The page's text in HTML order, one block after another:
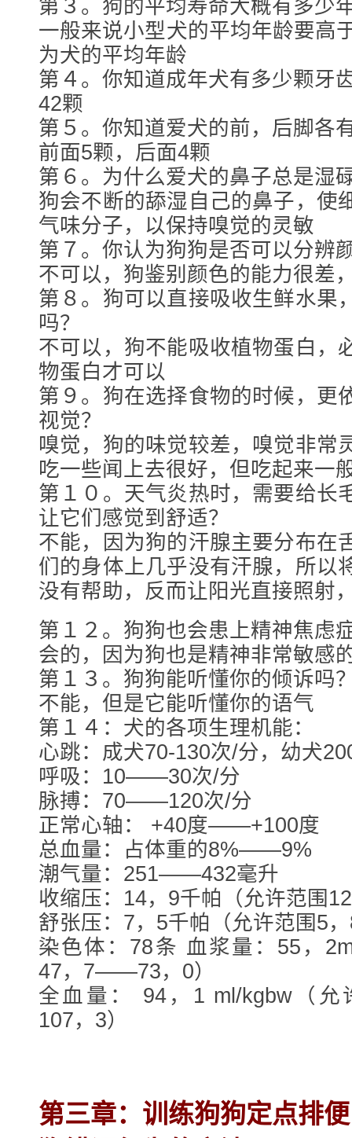
第３。狗的平均寿命大概有多少
一般来说小型犬的平均年龄要高
为犬的平均年龄
第４。你知道成年犬有多少颗牙
42颗
第５。你知道爱犬的前，后脚各
前面5颗，后面4颗
第６。为什么爱犬的鼻子总是湿
狗会不断的舔湿自己的鼻子，使
气味分子，以保持嗅觉的灵敏
第７。你认为狗狗是否可以分辨
不可以，狗鉴别颜色的能力很差
第８。狗可以直接吸收生鲜水果
吗？
不可以，狗不能吸收植物蛋白，
物蛋白才可以
第９。狗在选择食物的时候，更
视觉？
嗅觉，狗的味觉较差，嗅觉非常
吃一些闻上去很好，但吃起来一
第１０。天气炎热时，需要给长
让它们感觉到舒适？
不能，因为狗的汗腺主要分布在
们的身体上几乎没有汗腺，所以
没有帮助，反而让阳光直接照射
第１２。狗狗也会患上精神焦虑
会的，因为狗也是精神非常敏感
第１３。狗狗能听懂你的倾诉吗
不能，但是它能听懂你的语气
第１４：犬的各项生理机能：
心跳：成犬70-130次/分，幼犬
呼吸：10——30次/分
脉搏：70——120次/分
正常心轴： +40度——+100度
总血量：占体重的8%——9%
潮气量：251——432毫升
收缩压：14，9千帕（允许范围
舒张压：7，5千帕（允许范围5
染色体：78条 血浆量：55，
47，7——73，0）
全血量： 94，1 ml/kgbw（
107，3）
第三章：训练狗狗定点排